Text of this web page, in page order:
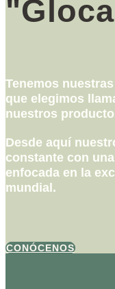
Tenemos
que elegimos
nuestros
Desde aquí
constante con una
enfocada en la
mundial.
CONÓCENOS